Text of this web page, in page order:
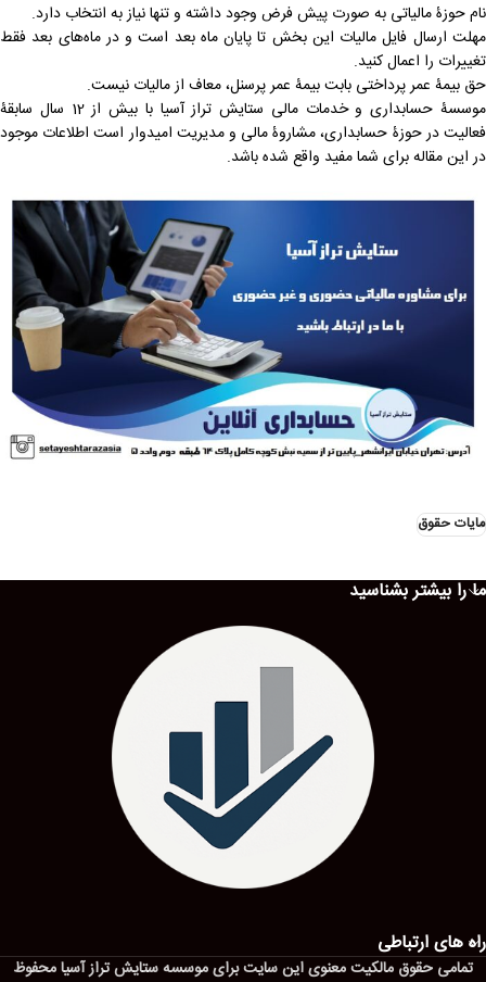
نام حوزۀ مالیاتی به صورت پیش فرض وجود داشته و تنها نیاز به انتخاب دارد.
مهلت ارسال فایل مالیات این بخش تا پایان ماه بعد است و در ماه‌های بعد فقط
تغییرات را اعمال کنید.
حق بیمۀ عمر پرداختی بابت بیمۀ عمر پرسنل، معاف از مالیات نیست.
موسسۀ حسابداری و خدمات مالی ستایش تراز آسیا با بیش از 12 سال سابقۀ
فعالیت در حوزۀ حسابداری، مشاروۀ مالی و مدیریت امیدوار است اطلاعات موجود
در این مقاله برای شما مفید واقع شده باشد.
مایات حقوق
ما را بیشتر بشناسید
راه های ارتباطی
تمامی حقوق مالکیت معنوی این ‌سایت برای موسسه ستایش تراز آسیا محفوظ